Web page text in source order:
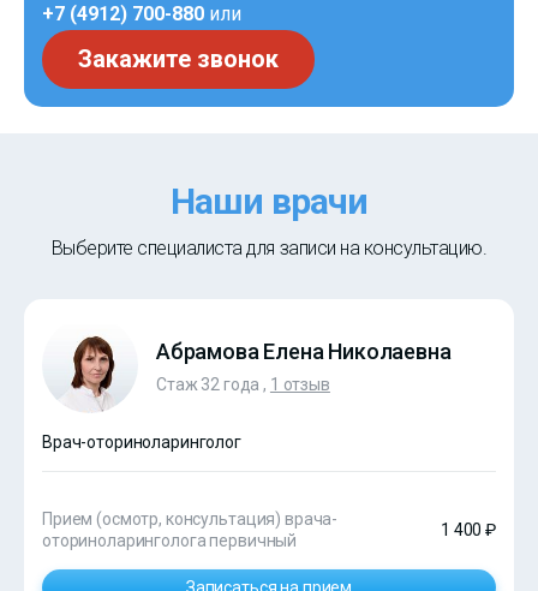
+7 (4912) 700-880 или
Закажите звонок
Наши врачи
Выберите специалиста для записи на консультацию.
Абрамова Елена Николаевна
Стаж 32 года , 1 отзыв
Врач-оториноларинголог
Прием (осмотр, консультация) врача-
оториноларинголога первичный
1 400 ₽